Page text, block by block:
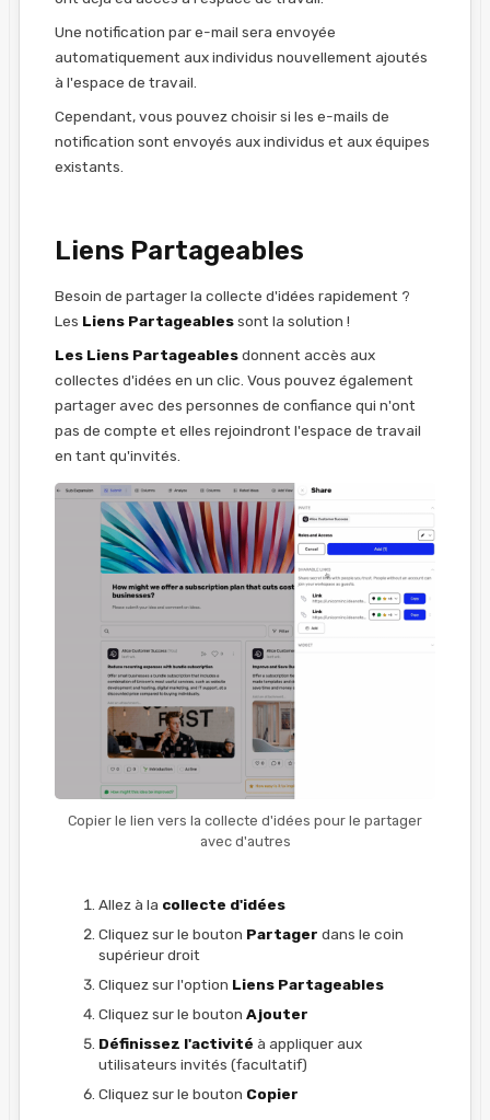
Une notification par e-mail sera envoyée
automatiquement aux individus nouvellement ajoutés
à l'espace de travail.
Cependant, vous pouvez choisir si les e-mails de
notification sont envoyés aux individus et aux équipes
existants.
Liens Partageables
Besoin de partager la collecte d'idées rapidement ?
Les Liens Partageablessont la solution !
Les Liens Partageablesdonnent accès aux
collectes d'idées en un clic. Vous pouvez également
partager avec des personnes de confiance qui n'ont
pas de compte et elles rejoindront l'espace de travail
en tant qu'invités.
Copier le lien vers la collecte d'idées pour le partager
avec d'autres
Allez à la collecte d'idées
Cliquez sur le bouton Partager dans le coin
supérieur droit
Cliquez sur l'option Liens Partageables
Cliquez sur le bouton Ajouter
Définissez l'activité à appliquer aux
utilisateurs invités (facultatif)
Cliquez sur le bouton Copier